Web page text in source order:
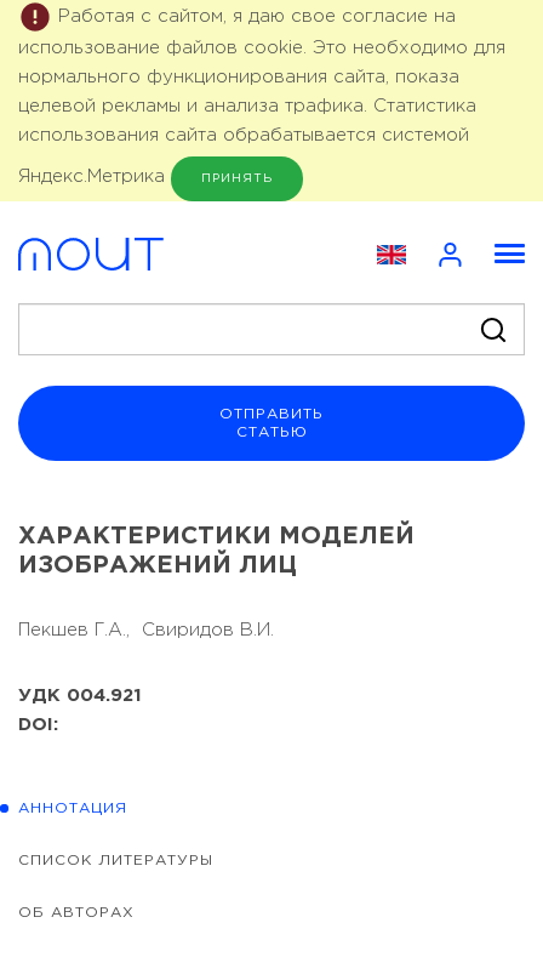
Работая с сайтом, я даю свое согласие на
использование файлов cookie. Это необходимо для
нормального функционирования сайта, показа
целевой рекламы и анализа трафика. Статистика
использования сайта обрабатывается системой
Яндекс.Метрика ПРИНЯТЬ
ОТПРАВИТЬ
СТАТЬЮ
ХАРАКТЕРИСТИКИ МОДЕЛЕЙ
ИЗОБРАЖЕНИЙ ЛИЦ
Пекшев Г.А., Свиридов В.И.
УДК 004.921
DOI:
АННОТАЦИЯ
СПИСОК ЛИТЕРАТУРЫ
ОБ АВТОРАХ